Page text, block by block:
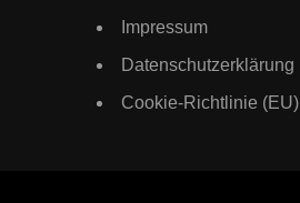
Impressum
Datenschutzerklärung
Cookie-Richtlinie (EU)